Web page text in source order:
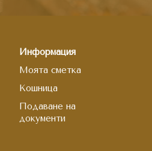
Информация
Моята сметка
Кошница
Подаване на
документи